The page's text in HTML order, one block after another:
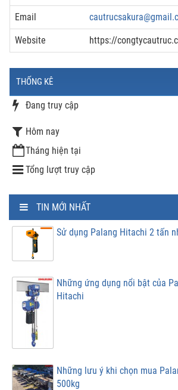
Email
Website https://
THỐNG KÊ
Đang truy cập
Hôm nay
Tháng hiện tại
Tổng lượt truy cập
TIN MỚI NHẤT
Sử dụng Palang Hitachi 2 tấn
Những ứng dụng nổi bật của
Hitachi
Những lưu ý khi chọn mua
500kg